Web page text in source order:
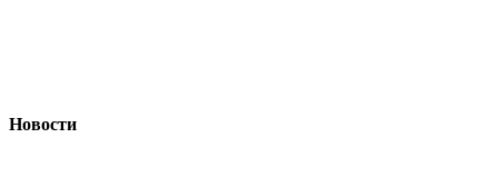
Новости